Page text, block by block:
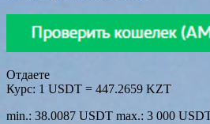
Отдаете
Курс: 1 USDT = 447.2659 KZT
min.: 38.0087 USDT max.: 3 000